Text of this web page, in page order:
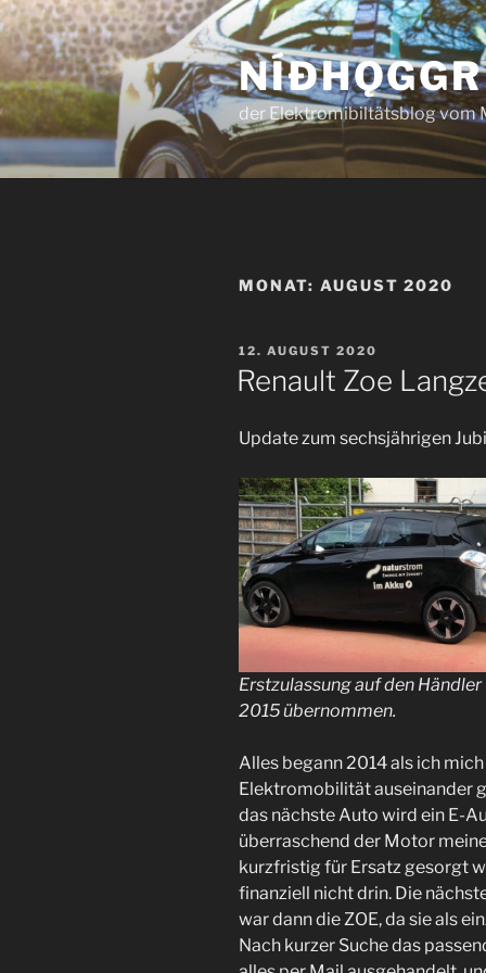
Zum
Inhalt
springen
NÍÐHǪGGR
der Elektromibiltätsblog vom
MONAT: AUGUST 2020
VERÖFFENTLICHT
AM
12. AUGUST 2020
Renault Zoe
Update zum sechsjährigen
Erstzulassung auf den
2015 übernommen.
Alles begann 2014 als ich
Elektromobilität auseinander
das nächste Auto wird ein E-
überraschend der Motor
kurzfristig für Ersatz gesorgt
finanziell nicht drin. Die
war dann die ZOE, da sie als
Nach kurzer Suche das